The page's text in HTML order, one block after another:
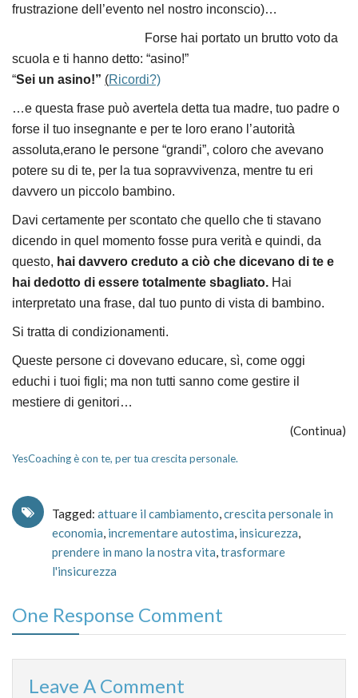
frustrazione dell’evento nel nostro inconscio)…
Forse hai portato un brutto voto da
scuola e ti hanno detto: “asino!”
“Sei un asino!” (Ricordi?)
…e questa frase può avertela detta tua madre, tuo padre o
forse il tuo insegnante e per te loro erano l’autorità
assoluta,erano le persone “grandi”, coloro che avevano
potere su di te, per la tua sopravvivenza, mentre tu eri
davvero un piccolo bambino.
Davi certamente per scontato che quello che ti stavano
dicendo in quel momento fosse pura verità e quindi, da
questo, hai davvero creduto a ciò che dicevano di te e
hai dedotto di essere totalmente sbagliato. Hai
interpretato una frase, dal tuo punto di vista di bambino.
Si tratta di condizionamenti.
Queste persone ci dovevano educare, sì, come oggi
educhi i tuoi figli; ma non tutti sanno come gestire il
mestiere di genitori…
(Continua)
YesCoaching è con te, per tua crescita personale.
Tagged: attuare il cambiamento,crescita personale in
economia, incrementare autostima, insicurezza,
prendere in mano la nostra vita,trasformare
l'insicurezza
One Response Comment
Leave A Comment